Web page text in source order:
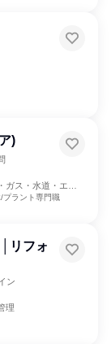
)
ス・水道・エネ
プラント専門職
リフォ
ン
理